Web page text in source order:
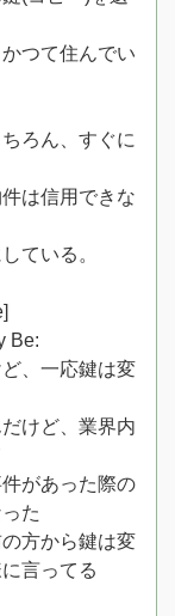
つて住んでい
ろん、すぐに
は信用できな
ている。
Be:
、一応鍵は変
けど、業界内
があった際の
た
方から鍵は変
言ってる